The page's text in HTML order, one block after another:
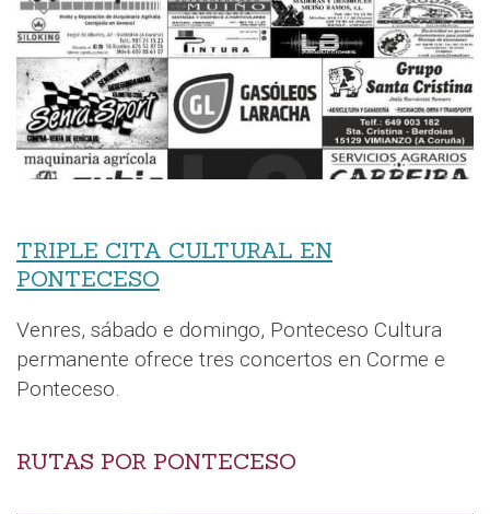
TRIPLE CITA CULTURAL EN
PONTECESO
Venres, sábado e domingo, Ponteceso Cultura
permanente ofrece tres concertos en Corme e
Ponteceso.
RUTAS POR PONTECESO